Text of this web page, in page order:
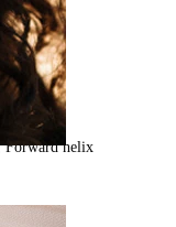
Forward helix